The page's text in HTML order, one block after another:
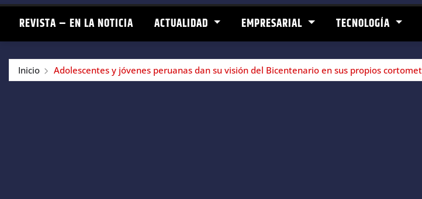
REVISTA – EN LA NOTICIA ACTUALIDAD EMPRESARIAL TECNOLOGÍA
Inicio Adolescentes y jóvenes peruanas dan su visión del Bicentenario en sus propios